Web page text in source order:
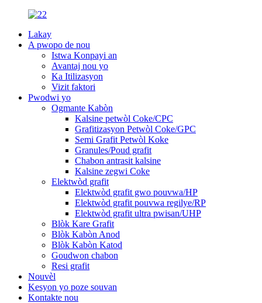
Lakay
A pwopo de nou
Istwa Konpayi an
Avantaj nou yo
Ka Itilizasyon
Vizit faktori
Pwodwi yo
Ogmante Kabòn
Kalsine petwòl Coke/CPC
Grafitizasyon Petwòl Coke/GPC
Semi Grafit Petwòl Koke
Granules/Poud grafit
Chabon antrasit kalsine
Kalsine zegwi Coke
Elektwòd grafit
Elektwòd grafit gwo pouvwa/HP
Elektwòd grafit pouvwa regilye/RP
Elektwòd grafit ultra pwisan/UHP
Blòk Kare Grafit
Blòk Kabòn Anod
Blòk Kabòn Katod
Goudwon ​​chabon
Resi grafit
Nouvèl
Kesyon yo poze souvan
Kontakte nou